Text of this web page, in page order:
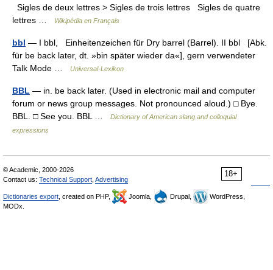
Sigles de deux lettres > Sigles de trois lettres Sigles de quatre
lettres …
Wikipédia en Français
bbl — I bbl, Einheitenzeichen für Dry barrel (Barrel). II bbl [Abk.
für be back later, dt. »bin später wieder da«], gern verwendeter
Talk Mode …
Universal-Lexikon
BBL — in. be back later. (Used in electronic mail and computer
forum or news group messages. Not pronounced aloud.) □ Bye.
BBL. □ See you. BBL …
Dictionary of American slang and colloquial
expressions
18+
© Academic, 2000-2026
Contact us: Technical Support Advertising
Dictionaries export , created on PHP, Joomla, Drupal,
WordPress,
MODx.